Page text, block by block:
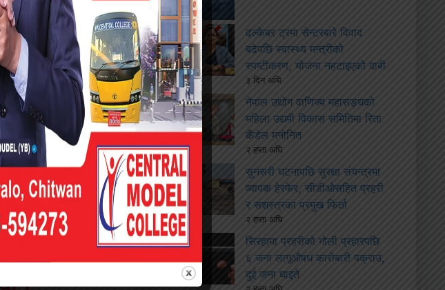
ढल्केबर ट्रमा सेन्टरबारे विवाद
बढेपछि स्वास्थ्य मन्त्रीको
स्पष्टीकरण, योजना नहटाइएको दाबी
३ दिन अघि
नेपाल उद्योग वाणिज्य महासङ्घको
महिला उद्यमी विकास समितिमा रिता
कँडेल मनोनित
२ हप्ता अघि
सुनसरी घटनापछि सुरक्षा संयन्त्रमा
व्यापक हेरफेर, सीडीओसहित प्रहरी
र सशस्त्रका प्रमुख फिर्ता
२ हप्ता अघि
सिरहामा प्रहरीको गोली प्रहारपछि
६ जना लागूऔषध कारोबारी पक्राउ,
दुई जना घाइते